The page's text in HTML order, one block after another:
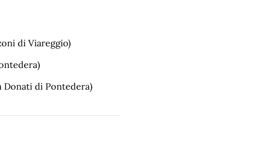
di Viareggio)
Donati di Pontedera)